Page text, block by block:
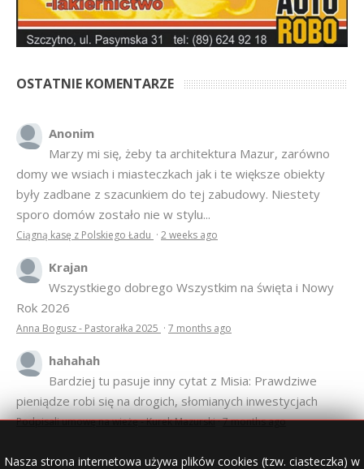
OSTATNIE KOMENTARZE
Anonim
Marzy mi się, żeby ta architektura Mazur, zarówno
domy we wsiach i miasteczkach jak i te większe obiekty
były zadbane z szacunkiem do tej zabudowy. Niestety
sporo domów zostało nie w stylu...
Ciągną kasę z Polskiego Ładu · 2 weeks ago
Krajan
Wszystkiego dobrego Wszystkim na święta i Nowy
Rok 2026
Anna Bogusz - Pastorałka 2025 · 7 months ago
hahahah
Bardziej tu pasuje inny cytat z Misia: Prawdziwe
pieniądze robi się na drogich, słomianych inwestycjach
Podpisali umowę na wieżę - Kurek Mazurski·7 months ago
Nasza strona internetowa używa plików cookies (tzw. ciasteczka) w